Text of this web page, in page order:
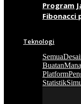
Program
Fibonacci
Teknologi
Semua
Buatan
Platform
Statistik